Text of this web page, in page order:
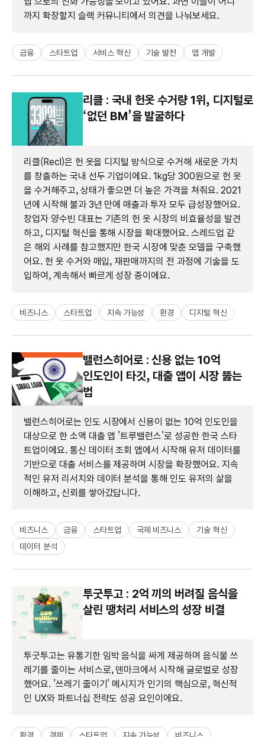
까지 확장할지 슬랙 커뮤니티에서 의견을 나눠보세요.
금융 스타트업 서비스 혁신 기술 발전 앱 개발
리클 : 국내 헌옷 수거량 1위, 디지털로
‘없던 BM’을 발굴하다
리클(Recl)은 헌 옷을 디지털 방식으로 수거해 새로운 가치
를 창출하는 국내 선두 기업이에요. 1kg당 300원으로 헌 옷
을 수거해주고, 상태가 좋으면 더 높은 가격을 쳐줘요. 2021
년에 시작해 불과 3년 만에 매출과 투자 모두 급성장했어요.
창업자 양수빈 대표는 기존의 헌 옷 시장의 비효율성을 발견
하고, 디지털 혁신을 통해 시장을 확대했어요. 스레드업 같
은 해외 사례를 참고했지만 한국 시장에 맞춘 모델을 구축했
어요. 헌 옷 수거와 매입, 재판매까지의 전 과정에 기술을 도
입하여, 계속해서 빠르게 성장 중이에요.
비즈니스 스타트업 지속 가능성 환경 디지털 혁신
밸런스히어로 : 신용 없는 10억
인도인이 타깃, 대출 앱이 시장 뚫는
법
밸런스히어로는 인도 시장에서 신용이 없는 10억 인도인을
대상으로 한 소액 대출 앱 '트루밸런스'로 성공한 한국 스타
트업이에요. 통신 데이터 조회 앱에서 시작해 유저 데이터를
기반으로 대출 서비스를 제공하며 시장을 확장했어요. 지속
적인 유저 리서치와 데이터 분석을 통해 인도 유저의 삶을
이해하고, 신뢰를 쌓아갔답니다.
비즈니스 금융 스타트업 국제 비즈니스
기술 혁신
데이터 분석
투굿투고 : 2억 끼의 버려질 음식을
살린 땡처리 서비스의 성장 비결
투굿투고는 유통기한 임박 음식을 싸게 제공하며 음식물 쓰
레기를 줄이는 서비스로, 덴마크에서 시작해 글로벌로 성장
했어요. '쓰레기 줄이기' 메시지가 인기의 핵심으로, 혁신적
인 UX와 파트너십 전략도 성공 요인이에요.
환경 경제 스타트업 지속 가능성 비즈니스